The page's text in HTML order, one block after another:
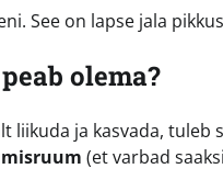
See on lapse jala
olema?
liikuda ja kasvada, tuleb
(et varbad